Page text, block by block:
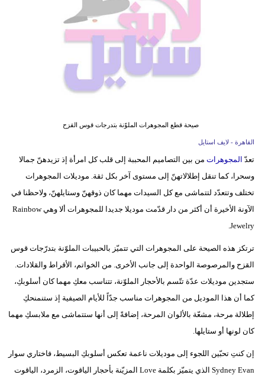
صيحة قطع المجوهرات الملوّنة بتدرجات قوس القزح
القاهرة - لايف استايل
تعدّ المجوهرات من بين التصاميم المحببة إلى قلب كل امرأة إذ تزيدهنّ جمالا
وسحرا، كما تنقل إطلالاتهنّ إلى مستوى آخر بكل ثقة. موديلات المجوهرات
تختلف وتتعدّد لتتماشى مع كل السيدات مهما كان ذوقهنّ وستايلهنّ، ولاحظنا في
الآونة الأخيرة أن أكثر من دار قدّمت موديلا جديدا للمجوهرات ألا وهي Rainbow
Jewelry.
ترتكز هذه الصيحة على المجوهرات التي تتميّز بالحبيبات الملوّنة بتدرّجات قوس
القزح والمرصوصة الواحدة إلى جانب الأخرى. من الخواتم، الأقراط والقلادات.
ستجدين موديلات عدّة تتّسم بالأحجار الملوّنة، تتناسب معكِ مهما كان أسلوبكِ،
كما أن هذا الموديل من المجوهرات مناسب جدّاً للأيام الصيفية إذ ستنمنحكِ
إطلالة مرحة، مشعّة بالألوان المرحة، إضافةً إلى أنها ستتماشى مع ملابسكِ مهما
كان لونها أو ستايلها.
إن كنتِ تحبّين اللجوء إلى موديلات ناعمة تعكس أسلوبكِ البسيط، فاختاري سوار
Sydney Evan الذي يتميّز بكلمة Love المزيّنة بأحجار الياقوت، الزمرد، الياقوت